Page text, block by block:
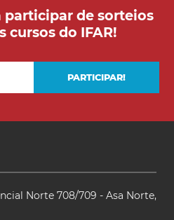
participar de sorteios
cursos do IFAR!
Norte 708/709 - Asa Norte,